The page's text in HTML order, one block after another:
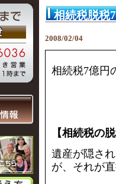
相続税脱税
2008/02/04
相続税7億円
【相続税の
遺産が隠さ
が、それが